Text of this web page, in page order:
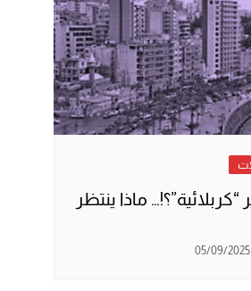
“كربلائية”؟!… ماذا ينتظر
05/09/2025